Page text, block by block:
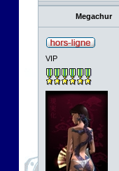
Megachur
VIP